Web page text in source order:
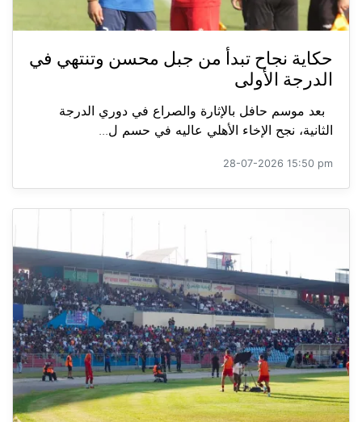
حكاية نجاح تبدأ من جبل محسن وتنتهي في
الدرجة الأولى
بعد موسم حافل بالإثارة والصراع في دوري الدرجة
الثانية، نجح الإخاء الأهلي عاليه في حسم ل...
28-07-2026 15:50 pm